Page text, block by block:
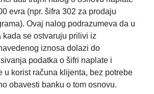
evra (npr. šifra 302 za prodaju
Ovaj nalog podrazumeva da u
kada se ostvaruju prilivi iz
iznosa dolazi do
podatka o šifri naplate i
u korist računa klijenta, bez potrebe
obavesti banku o tom osnovu.